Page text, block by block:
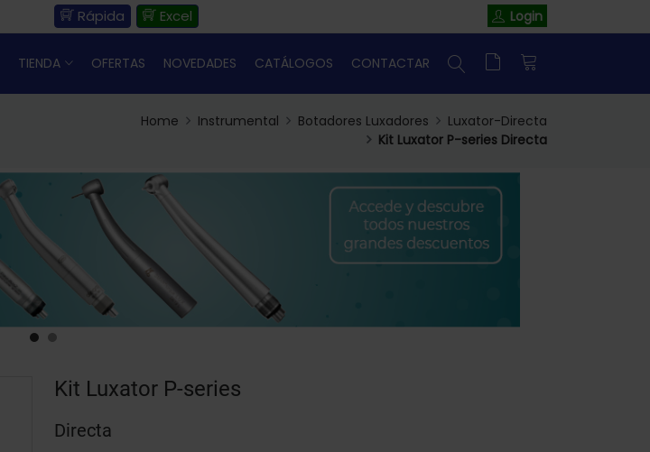
Rápida Excel Login
TIENDA OFERTAS NOVEDADES CATÁLOGOS CONTACTAR
Home Instrumental Botadores Luxadores
Luxator-Directa
Kit Luxator P-series Directa
Kit Luxator P-series
Directa